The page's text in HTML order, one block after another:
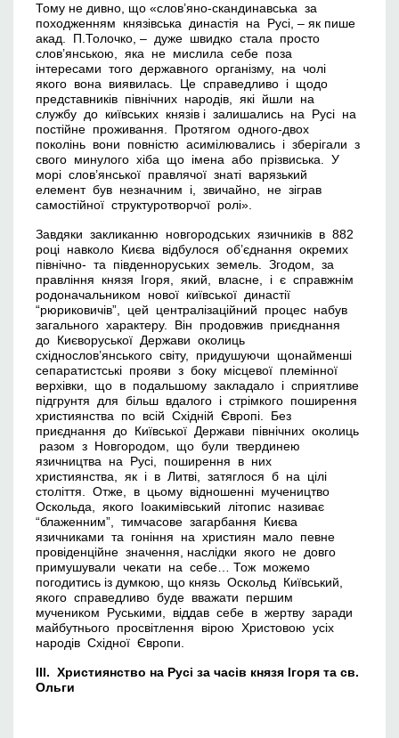
Тому не дивно, що «слов’яно-скандинавська за
походженням князівська династія на Русі, – як пише
акад. П.Толочко, – дуже швидко стала просто
слов’янською, яка не мислила себе поза
інтересами того державного організму, на чолі
якого вона виявилась. Це справедливо і щодо
представників північних народів, які йшли на
службу до київських князів і залишались на Русі на
постійне проживання. Протягом одного-двох
поколінь вони повністю асимілювались і зберігали з
свого минулого хіба що імена або прізвиська. У
морі слов’янської правлячої знаті варязький
елемент був незначним і, звичайно, не зіграв
самостійної структуротворчої ролі».
Завдяки закликанню новгородських язичників в 882
році навколо Києва відбулося об’єднання окремих
північно- та південноруських земель. Згодом, за
правління князя Ігоря, який, власне, і є справжнім
родоначальником нової київської династії
“рюриковичів”, цей централізаційний процес набув
загального характеру. Він продовжив приєднання
до Києворуської Держави околиць
східнослов’янського світу, придушуючи щонайменші
сепаратистські прояви з боку місцевої племінної
верхівки, що в подальшому закладало і сприятливе
підгрунтя для більш вдалого і стрімкого поширення
християнства по всій Східній Європі. Без
приєднання до Київської Держави північних околиць
разом з Новгородом, що були твердинею
язичництва на Русі, поширення в них
християнства, як і в Литві, затяглося б на цілі
століття. Отже, в цьому відношенні мучеництво
Оскольда, якого Іоакимівський літопис називає
“блаженним”, тимчасове загарбання Києва
язичниками та гоніння на християн мало певне
провіденційне значення, наслідки якого не довго
примушували чекати на себе… Тож можемо
погодитись із думкою, що князь Оскольд Київський,
якого справедливо буде вважати першим
мучеником Руськими, віддав себе в жертву заради
майбутнього просвітлення вірою Христовою усіх
народів Східної Європи.
ІІІ. Християнство на Русі за часів князя Ігоря та св.
Ольги